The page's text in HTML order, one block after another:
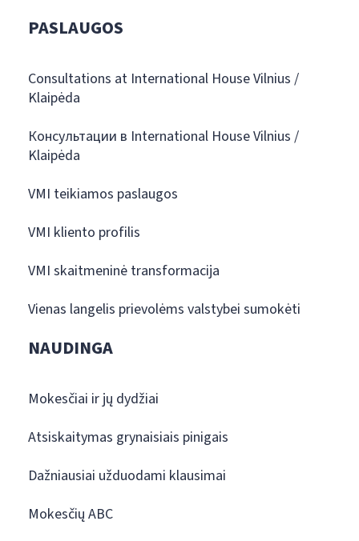
PASLAUGOS
Consultations at International House Vilnius /
Klaipėda
Консультации в International House Vilnius /
Klaipėda
VMI teikiamos paslaugos
VMI kliento profilis
VMI skaitmeninė transformacija
Vienas langelis prievolėms valstybei sumokėti
NAUDINGA
Mokesčiai ir jų dydžiai
Atsiskaitymas grynaisiais pinigais
Dažniausiai užduodami klausimai
Mokesčių ABC